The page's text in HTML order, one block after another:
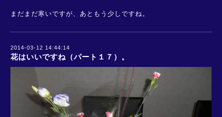
まだまだ寒いですが、あともう少しですね。
2014-03-12 14:44:14
花はいいですね（パート１７）。